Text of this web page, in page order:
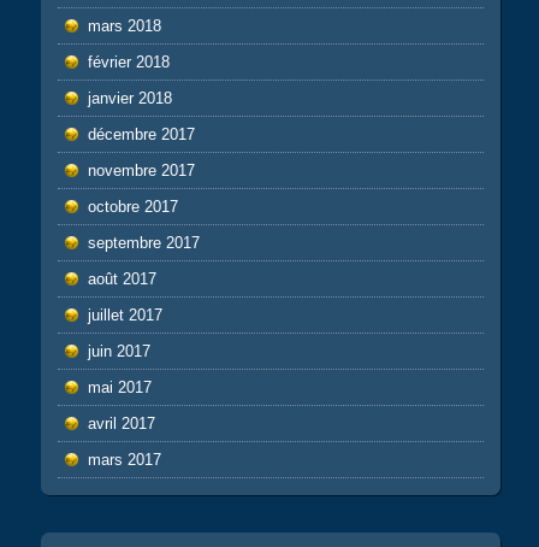
mars 2018
février 2018
janvier 2018
décembre 2017
novembre 2017
octobre 2017
septembre 2017
août 2017
juillet 2017
juin 2017
mai 2017
avril 2017
mars 2017